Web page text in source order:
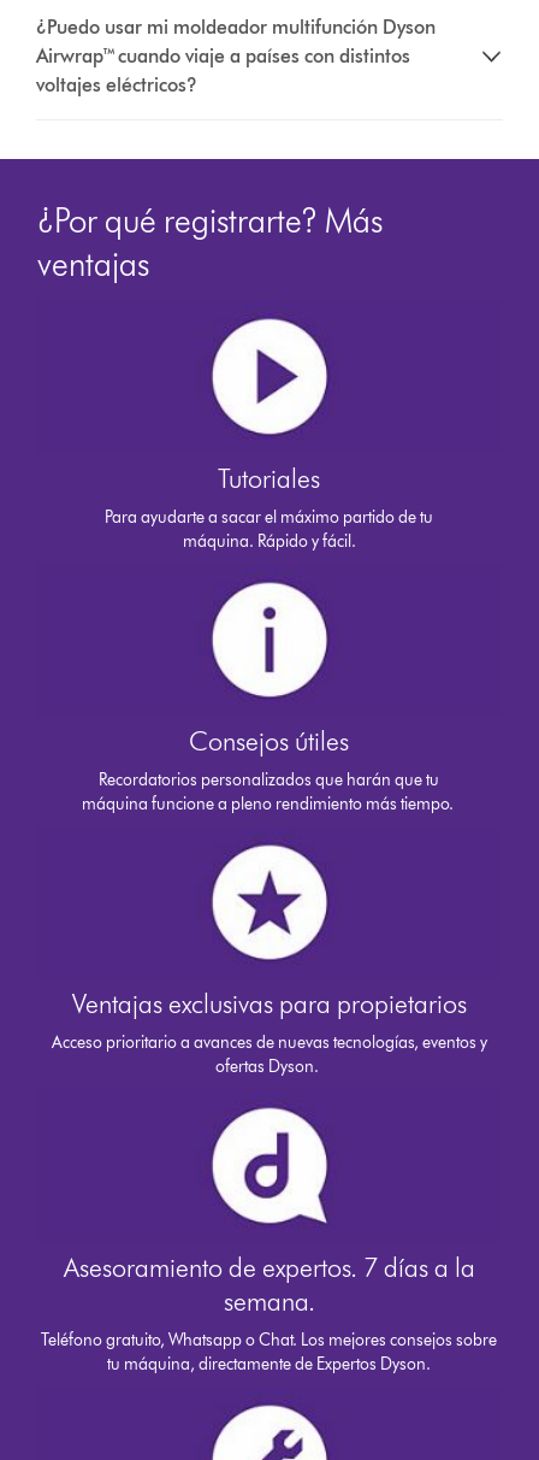
¿Puedo usar mi moldeador multifunción Dyson
Airwrap™ cuando viaje a países con distintos
voltajes eléctricos?
¿Por qué registrarte? Más
ventajas
Tutoriales
Para ayudarte a sacar el máximo partido de tu
máquina. Rápido y fácil.
Consejos útiles
Recordatorios personalizados que harán que tu
máquina funcione a pleno rendimiento más tiempo.
Ventajas exclusivas para propietarios
Acceso prioritario a avances de nuevas tecnologías, eventos y
ofertas Dyson.
Asesoramiento de expertos. 7 días a la
semana.
Teléfono gratuito, Whatsapp o Chat. Los mejores consejos sobre
tu máquina, directamente de Expertos Dyson.